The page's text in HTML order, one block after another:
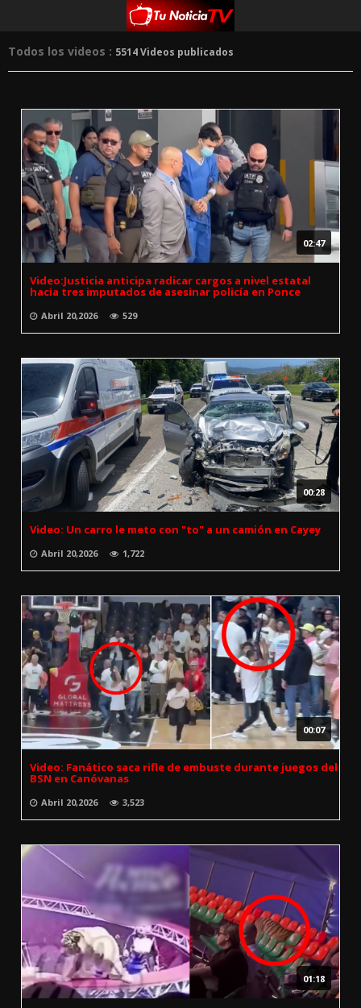
Todos los videos : 5514 Videos publicados
02:47
Video:Justicia anticipa radicar cargos a nivel estatal
hacia tres imputados de asesinar policía en Ponce
Abril 20,2026 529
00:28
Video: Un carro le meto con "to" a un camión en Cayey
Abril 20,2026 1,722
00:07
Video: Fanático saca rifle de embuste durante juegos del
BSN en Canóvanas
Abril 20,2026 3,523
01:18